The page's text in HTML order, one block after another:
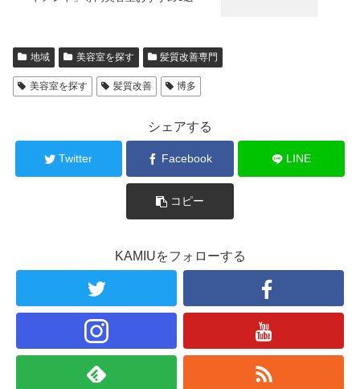
地域 美容室を探す 髪質改善専門
美容室を探す 髪質改善 博多
シェアする
Twitter Facebook LINE
コピー
KAMIUをフォローする